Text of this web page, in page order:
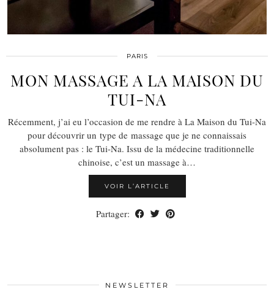
PARIS
MON MASSAGE A LA MAISON DU
TUI-NA
Récemment, j’ai eu l’occasion de me rendre à La Maison du Tui-Na
pour découvrir un type de massage que je ne connaissais
absolument pas : le Tui-Na. Issu de la médecine traditionnelle
chinoise, c’est un massage à…
VOIR L’ARTICLE
Partager:
NEWSLETTER